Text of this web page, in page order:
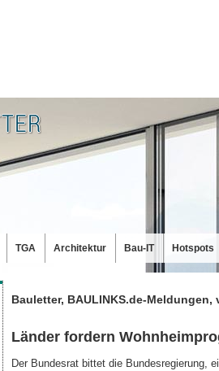
Bauletter, BAULINKS.de-Meldungen,
Länder fordern
Der Bundesrat bittet die Bundesregierung,
TGA Architektur Bau-IT Hotspots